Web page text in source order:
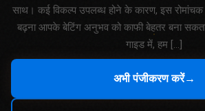
साथ। कई विकल्प उपलब्ध होने के कारण, इस
बढ़ना आपके बेटिंग अनुभव को काफी बेहतर बना
गाइड में, हम […]
अभी पंजीकरण करें→